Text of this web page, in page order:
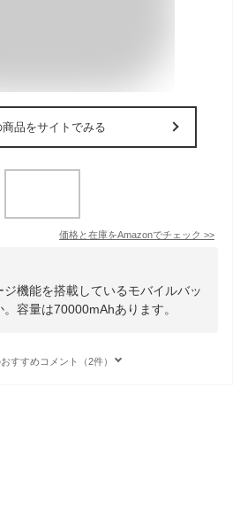
商品をサイトでみる
価格と在庫をAmazonでチェック >>
機能を搭載しているモバイルバッ
容量は70000mAhあります。
すすめコメント（2件）